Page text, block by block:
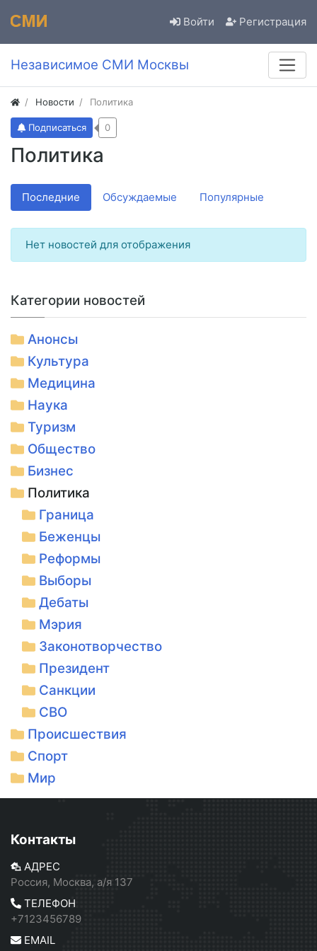
Войти Регистрация
Независимое СМИ Москвы
Новости Политика
Политика
Подписаться 0
Последние Обсуждаемые Популярные
Нет новостей для отображения
Категории новостей
Анонсы
Культура
Медицина
Наука
Туризм
Общество
Бизнес
Политика
Граница
Беженцы
Реформы
Выборы
Дебаты
Мэрия
Законотворчество
Президент
Санкции
СВО
Происшествия
Спорт
Мир
Контакты
АДРЕС
Россия, Москва, а/я 137
ТЕЛЕФОН
+7123456789
EMAIL